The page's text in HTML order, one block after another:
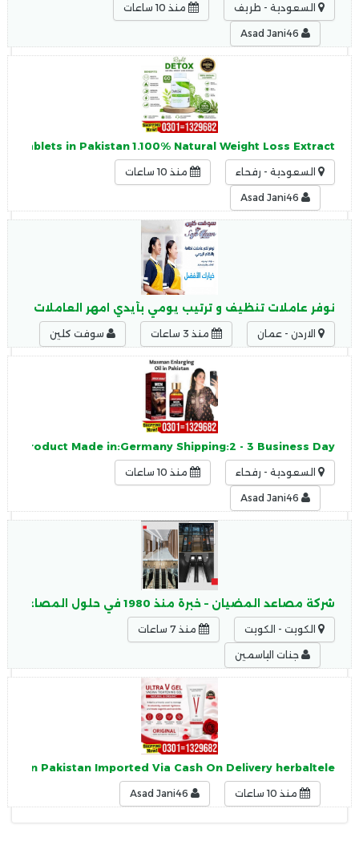
السعودية - طريف منذ 10 ساعات
Tablets in Pakistan 1.100% Natural Weight Loss Extract
السعودية - رفحاء منذ 10 ساعات
نوفر عاملات تنظيف و ترتيب يومي بأيدي امهر العاملات وبكل
الاردن - عمان منذ 3 ساعات سوفت كلين
Product Made in:Germany Shipping:2 - 3 Business Day
السعودية - رفحاء منذ 10 ساعات
شركة مصاعد المضيان – خبرة منذ 1980 في حلول المصاعد بالكويت
الكويت - الكويت منذ 7 ساعات
جنات الياسمين
in Pakistan Imported Via Cash On Delivery herbaltele
منذ 10 ساعات